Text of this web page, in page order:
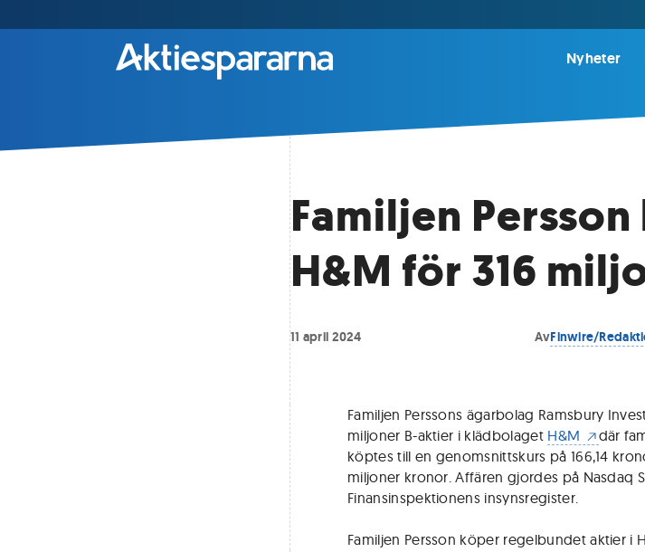
Nyheter
Familjen
H&M för 316
11 april 2024 AvFinwire/
Familjen Perssons ägarbolag Ramsbury
miljoner B-aktier i klädbolaget H&M
där
köptes till en genomsnittskurs på 166,14
miljoner kronor. Affären gjordes på Nasdaq
Finansinspektionens insynsregister.
Familjen Persson köper regelbundet aktier i